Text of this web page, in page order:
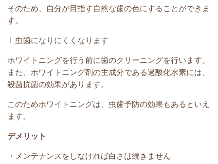
そのため、自分が目指す自然な歯の色にすることができま
す。
l 虫歯になりにくくなります
ホワイトニングを行う前に歯のクリーニングを行います。
また、ホワイトニング剤の主成分である過酸化水素には、
殺菌抗菌の効果があります。
このためホワイトニングは、虫歯予防の効果もあるといえ
ます。
デメリット
・メンテナンスをしなければ白さは続きません